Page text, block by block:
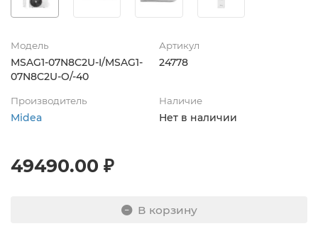
Модель
MSAG1-07N8C2U-I/MSAG1-
07N8C2U-O/-40
Артикул
24778
Производитель
Midea
Наличие
Нет в наличии
49490.00 ₽
В корзину